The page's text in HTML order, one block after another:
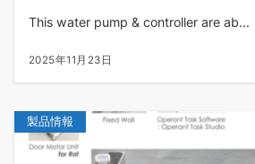
This water pump & controller are ab...
2025年11月23日
製品情報